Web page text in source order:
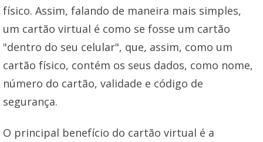
físico. Assim, falando de maneira mais simples,
um cartão virtual é como se fosse um cartão
"dentro do seu celular", que, assim, como um
cartão físico, contém os seus dados, como nome,
número do cartão, validade e código de
segurança.
O principal benefício do cartão virtual é a